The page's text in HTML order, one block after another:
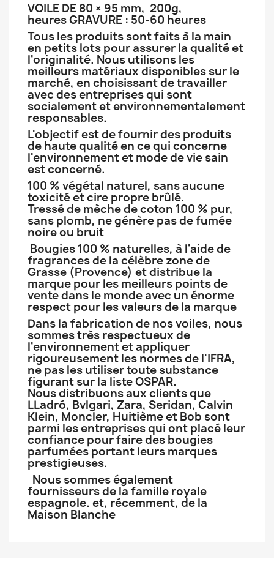
VOILE DE 80 × 95 mm, 200g,
heures GRAVURE : 50-60 heures
Tous les produits sont faits à la main
en petits lots pour assurer la qualité et
l'originalité. Nous utilisons les
meilleurs matériaux disponibles sur le
marché, en choisissant de travailler
avec des entreprises qui sont
socialement et environnementalement
responsables.
L'objectif est de fournir des produits
de haute qualité en ce qui concerne
l'environnement et mode de vie sain
est concerné.
100 % végétal naturel, sans aucune
toxicité et cire propre brûlé.
Tressé de mèche de coton 100 % pur,
sans plomb, ne génère pas de fumée
noire ou bruit
Bougies 100 % naturelles, à l'aide de
fragrances de la célèbre zone de
Grasse (Provence) et distribue la
marque pour les meilleurs points de
vente dans le monde avec un énorme
respect pour les valeurs de la marque
Dans la fabrication de nos voiles, nous
sommes très respectueux de
l'environnement et appliquer
rigoureusement les normes de l'IFRA,
ne pas les utiliser toute substance
figurant sur la liste OSPAR.
Nous distribuons aux clients que
LLadró, Bvlgari, Zara, Seridan, Calvin
Klein, Moncler, Huitième et Bob sont
parmi les entreprises qui ont placé leur
confiance pour faire des bougies
parfumées portant leurs marques
prestigieuses.
Nous sommes également
fournisseurs de la famille royale
espagnole. et, récemment, de la
Maison Blanche